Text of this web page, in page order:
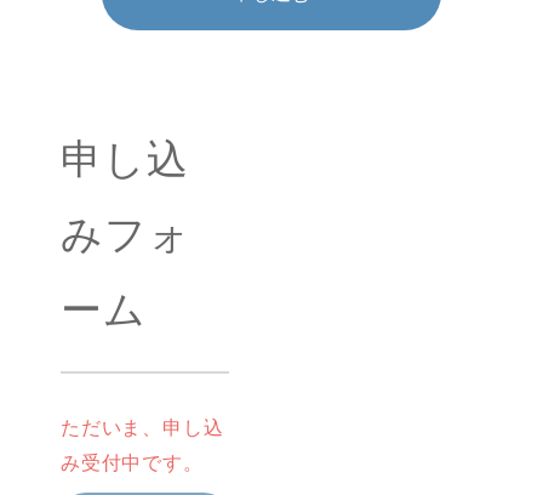
申し込
みフォ
ーム
ただいま、申し込
み受付中です。